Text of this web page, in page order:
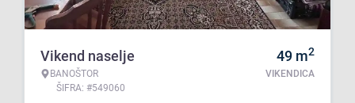
Vikend naselje
BANOŠTOR
ŠIFRA: #549060
49 m2
VIKENDICA